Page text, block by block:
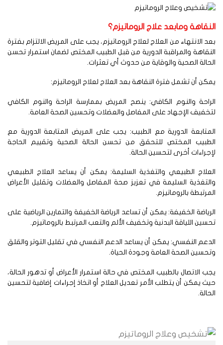
ومابعد علاج الروماتيزم؟
الانتهاء من العلاج لعلاج الروماتيزم، يجب على المريض الالتزام بفترة
والمراقبة الدورية من قبل الطبيب المختص لضمان استمرار تحسن
الصحية والوقاية من حدوث أي تعثرات.
أن تشمل فترة النقاهة بعد العلاج لعلاج الروماتيزم:
والنوم الكافي: ينصح المريض بممارسة الراحة والنوم الكافي
الإجهاد على المفاصل والعضلات وتحسين الصحة العامة.
الدورية مع الطبيب: يجب على المريض المتابعة الدورية مع
المختص للتحقق من تحسن الحالة الصحية وتقييم الحاجة
أخرى لتحسين الحالة.
الطبيعي والتغذية السليمة: يمكن أن يساعد العلاج الطبيعي
السليمة في تعزيز صحة المفاصل والعضلات وتقليل الأعراض
بالروماتيزم.
الخفيفة: يمكن أن تساعد الرياضة الخفيفة والتمارين الرياضية على
اللياقة البدنية وتخفيف الألم والتعب المرتبط بالروماتيزم.
النفسي: يمكن أن يساعد الدعم النفسي في تقليل التوتر والقلق
الصحة العامة وجودة الحياة.
الاتصال بالطبيب المختص في حالة استمرار الأعراض أو تدهور الحالة،
يمكن أن يتطلب الأمر تعديل العلاج أو اتخاذ إجراءات إضافية لتحسين